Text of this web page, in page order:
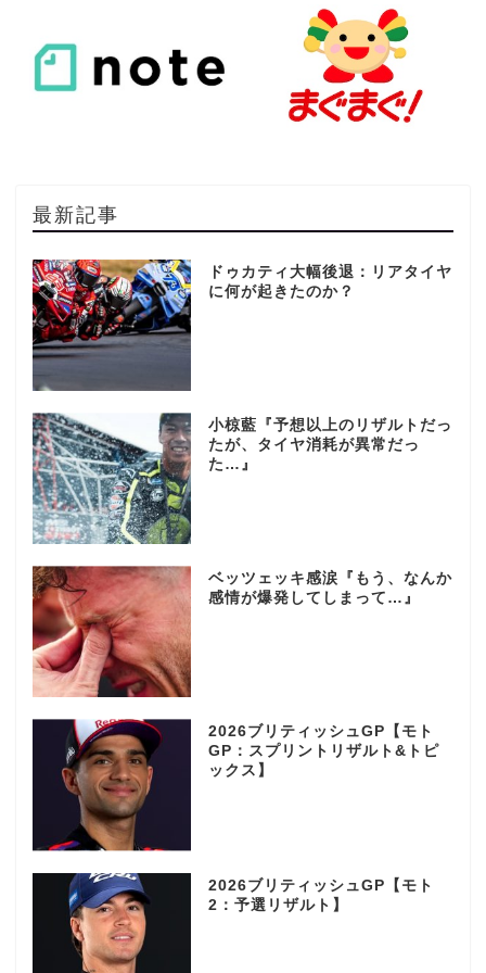
最新記事
ドゥカティ大幅後退：リアタイヤ
に何が起きたのか？
小椋藍『予想以上のリザルトだっ
たが、タイヤ消耗が異常だっ
た…』
ベッツェッキ感涙『もう、なんか
感情が爆発してしまって…』
2026ブリティッシュGP【モト
GP：スプリントリザルト&トピ
ックス】
2026ブリティッシュGP【モト
2：予選リザルト】